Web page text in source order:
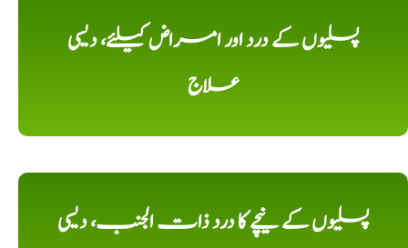
پسلیوں کے درد اور امراض کیلئے، دیسی
علاج
پسلیوں کے نیچے کا درد ذات الجنب، دیسی